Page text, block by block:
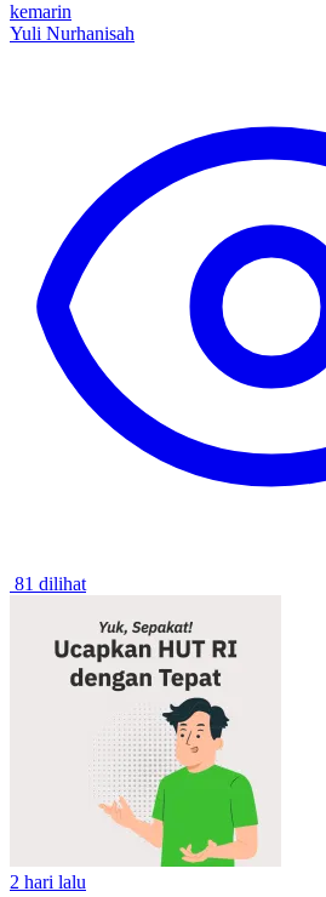
kemarin
Yuli Nurhanisah
81 dilihat
2 hari lalu